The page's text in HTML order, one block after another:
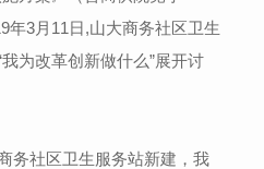
年3月11日,山大商务社区卫生
为改革创新做什么”展开讨
务社区卫生服务站新建，我